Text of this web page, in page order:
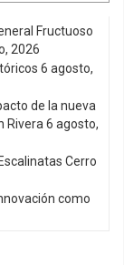
Fructuoso
2026
6 agosto,
de la nueva
Rivera6 agosto,
Cerro
como